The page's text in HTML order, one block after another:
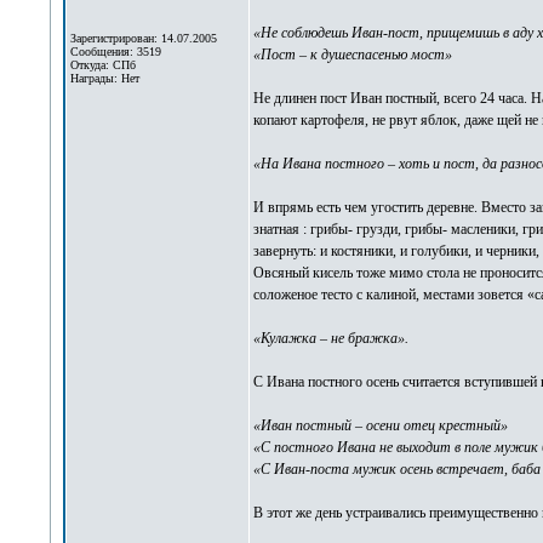
Зарегистрирован: 14.07.2005
Сообщения: 3519
Откуда: СПб
Награды: Нет
«Не соблюдешь Иван-пост, прищемишь в аду
«Пост – к душеспасенью мост»
Не длинен пост Иван постный, всего 24 часа.
копают картофеля, не рвут яблок, даже щей не
«На Ивана постного – хоть и пост, да
И впрямь есть чем угостить деревне. Вместо
знатная : грибы- грузди, грибы- масленики,
завернуть: и костяники, и голубики, и
Овсяный кисель тоже мимо стола не
соложеное тесто с калиной, местами зовется
«Кулажка – не бражка».
С Ивана постного осень считается вступившей
«Иван постный – осени отец крестный»
«С постного Ивана не выходит в поле мужик
«С Иван-поста мужик осень встречает, баба
В этот же день устраивались